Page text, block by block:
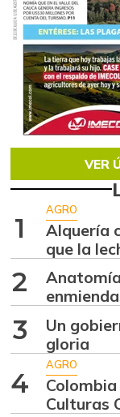
VER
1
AGRO
Alquería
que la
2
3
Un
gloria
4
AGRO
Culturas